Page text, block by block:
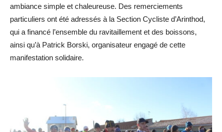
ambiance simple et chaleureuse. Des remerciements
particuliers ont été adressés à la Section Cycliste d’Arinthod,
qui a financé l’ensemble du ravitaillement et des boissons,
ainsi qu’à Patrick Borski, organisateur engagé de cette
manifestation solidaire.